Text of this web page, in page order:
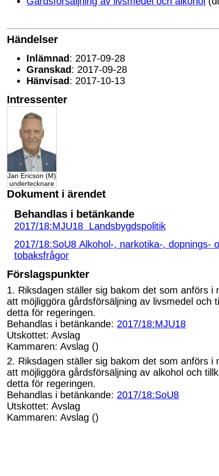
Händelser
Inlämnad: 2017-09-28
Granskad: 2017-09-28
Hänvisad: 2017-10-13
Intressenter
Jan Ericson (M)
undertecknare
Dokument i ärendet
Behandlas i betänkande
2017/18:MJU18 Landsbygdspolitik
2017/18:SoU8 Alkohol-, narkotika-, dopnings-
tobaksfrågor
Förslagspunkter
1. Riksdagen ställer sig bakom det som anförs i
att möjliggöra gårdsförsäljning av livsmedel och
detta för regeringen.
Behandlas i betänkande: 2017/18:MJU18
Utskottet: Avslag
Kammaren: Avslag ()
2. Riksdagen ställer sig bakom det som anförs i
att möjliggöra gårdsförsäljning av alkohol och
detta för regeringen.
Behandlas i betänkande: 2017/18:SoU8
Utskottet: Avslag
Kammaren: Avslag ()